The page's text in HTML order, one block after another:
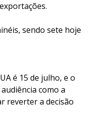
sendo sete hoje
é 15 de julho, e o
como a
reverter a decisão